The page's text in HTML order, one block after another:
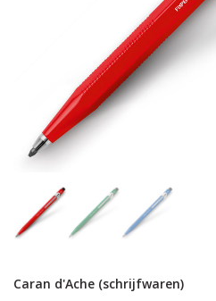
Caran d'Ache (schrijfwaren)